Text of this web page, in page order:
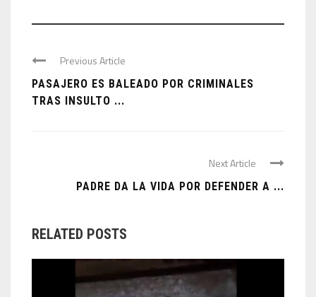
Previous Article
PASAJERO ES BALEADO POR CRIMINALES
TRAS INSULTO ...
Next Article
PADRE DA LA VIDA POR DEFENDER A ...
RELATED POSTS